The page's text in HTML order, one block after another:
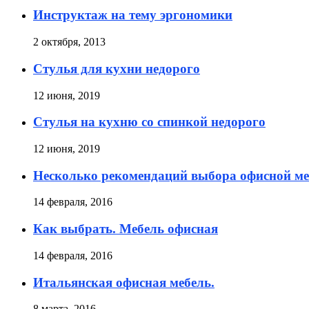
Инструктаж на тему эргономики
2 октября, 2013
Стулья для кухни недорого
12 июня, 2019
Стулья на кухню со спинкой недорого
12 июня, 2019
Несколько рекомендаций выбора офисной
14 февраля, 2016
Как выбрать. Мебель офисная
14 февраля, 2016
Итальянская офисная мебель.